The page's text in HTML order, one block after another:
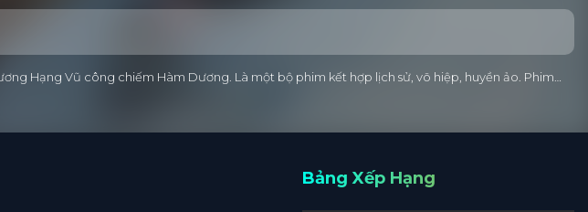
Hạng Vũ công chiếm Hàm Dương. Là một bộ phim kết hợp lịch sử, võ hiệp, huyền ảo. Phim…
Bảng Xếp Hạng